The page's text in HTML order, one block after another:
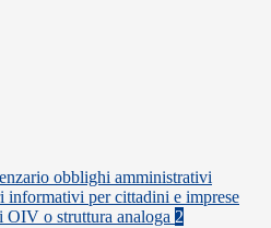
obblighi amministrativi
informativi per cittadini e imprese
OIV o struttura analoga 2